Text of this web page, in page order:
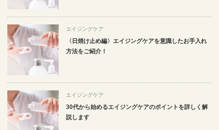
エイジングケア
〈日焼け止め編〉エイジングケアを意識したお手入れ
方法をご紹介！
エイジングケア
30代から始めるエイジングケアのポイントを詳しく解
説します